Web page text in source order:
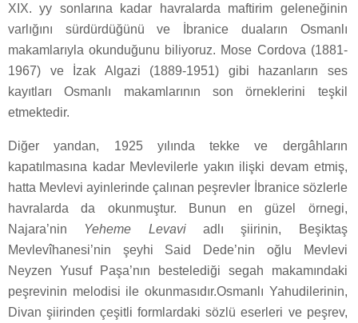
XIX. yy sonlarına kadar havralarda maftirim geleneğinin
varlığını sürdürdüğünü ve İbranice duaların Osmanlı
makamlarıyla okunduğunu biliyoruz. Mose Cordova (1881-
1967) ve İzak Algazi (1889-1951) gibi hazanların ses
kayıtları Osmanlı makamlarının son örneklerini teşkil
etmektedir.
Diğer yandan, 1925 yılında tekke ve dergâhların
kapatılmasına kadar Mevlevilerle yakın ilişki devam etmiş,
hatta Mevlevi ayinlerinde çalınan peşrevler İbranice sözlerle
havralarda da okunmuştur. Bunun en güzel örnegi,
Najara’nin Yeheme Levaviadlı şiirinin, Beşiktaş
Mevlevîhanesi’nin şeyhi Said Dede’nin oğlu Mevlevi
Neyzen Yusuf Paşa’nın bestelediği segah makamındaki
peşrevinin melodisi ile okunmasıdır.Osmanlı Yahudilerinin,
Divan şiirinden çeşitli formlardaki sözlü eserleri ve peşrev,